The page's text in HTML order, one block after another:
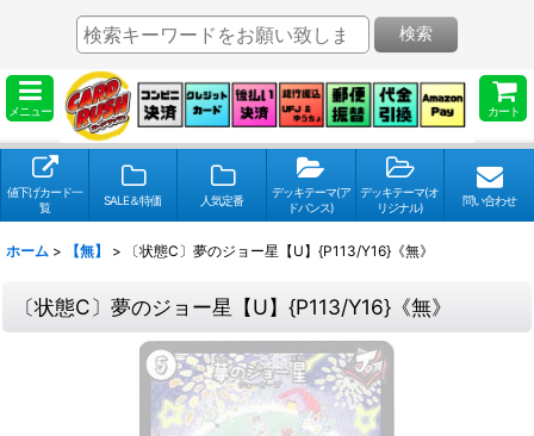
メニュー カート
検索
値下げカード一
覧
SALE＆特価 人気定番
デッキテーマ(ア
ドバンス)
デッキテーマ(オ
リジナル)
問い合わせ
ホーム > 【無】 > 〔状態C〕夢のジョー星【U】{P113/Y16}《無》
〔状態C〕夢のジョー星【U】{P113/Y16}《無》